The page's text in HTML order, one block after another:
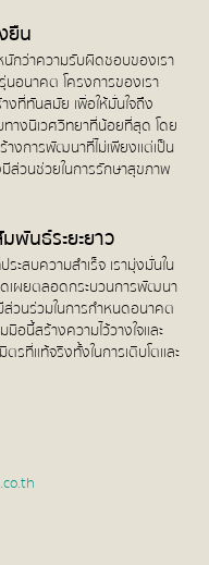
ยืน
กว่าความรับผิดชอบของเรา
อนาคต โครงการของเรา
ที่ทันสมัย เพื่อให้มั่นใจถึง
างนิเวศวิทยาที่น้อยที่สุด โดย
างการพัฒนาที่ไม่เพียงแต่เป็น
ส่วนช่วยในการรักษาสุขภาพ
พันธ์ระยะยาว
ะสบความสำเร็จ เรามุ่งมั่นใน
ดเผยตลอดกระบวนการพัฒนา
ส่วนร่วมในการกำหนดอนาคต
นี้สร้างความไว้วางใจและ
รที่แท้จริงทั้งในการเติบโตและ